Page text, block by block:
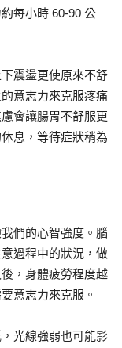
每小時 60-90 公
震盪更使原來不舒
意志力來克服疼痛
會讓腸胃不舒服更
息，等待症狀稍為
們的心智強度。腦
過程中的狀況，做
，身體疲勞程度越
意志力來克服。
光線強弱也可能影